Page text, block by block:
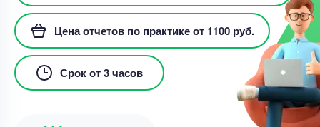
Цена отчетов по практике от 1100 руб.
Срок от 3 часов